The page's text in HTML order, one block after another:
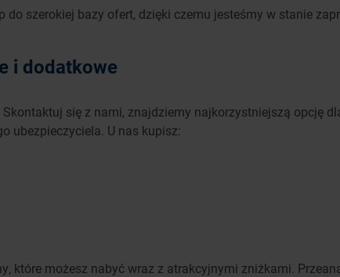
szerokiej bazy ofert, dzięki czemu jesteśmy w stanie
i dodatkowe
się z nami, znajdziemy najkorzystniejszą opcję
ubezpieczyciela. U nas kupisz:
które możesz nabyć wraz z atrakcyjnymi zniżkami.